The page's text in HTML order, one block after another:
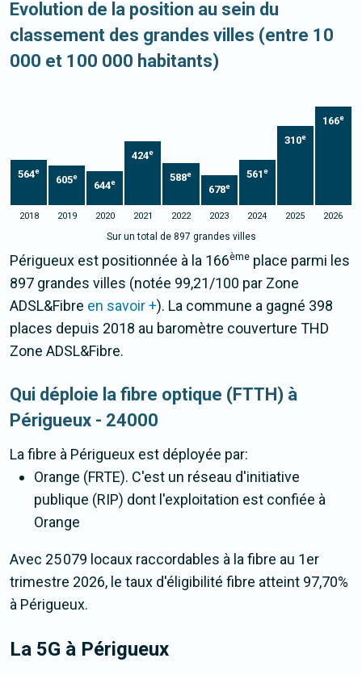
Evolution de la position au sein du
classement des grandes villes (entre 10
000 et 100 000 habitants)
564e
605e
644e
424e
588e
678e
561 e
310e
166e
2018 2019 2020 2021 2022 2023 2024 2025 2026
Sur un total de 897 grandes villes
Périgueux est positionnée à la 166ème place parmi les
897 grandes villes (notée 99,21/100 par Zone
ADSL&Fibre en savoir +). La commune a gagné 398
places depuis 2018 au baromètre couverture THD
Zone ADSL&Fibre.
Qui déploie la fibre optique (FTTH) à
Périgueux - 24000
La fibre à Périgueux est déployée par:
Orange (FRTE). C'est un réseau d'initiative
publique (RIP) dont l'exploitation est confiée à
Orange
Avec 25 079 locaux raccordables à la fibre au 1er
trimestre 2026, le taux d'éligibilité fibre atteint 97,70%
à Périgueux.
La 5G à Périgueux